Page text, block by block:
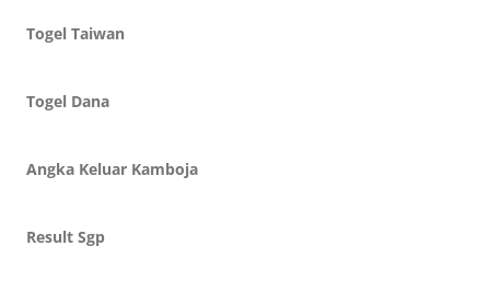
Togel Taiwan
Togel Dana
Angka Keluar Kamboja
Result Sgp